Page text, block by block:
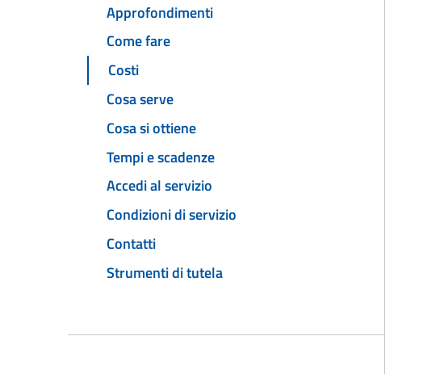
Approfondimenti
Come fare
Costi
Cosa serve
Cosa si ottiene
Tempi e scadenze
Accedi al servizio
Condizioni di servizio
Contatti
Strumenti di tutela